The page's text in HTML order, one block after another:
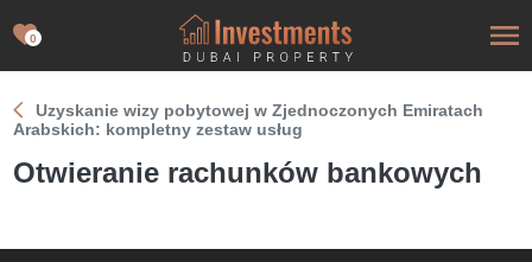
0
Uzyskanie wizy pobytowej w Zjednoczonych Emiratach
Arabskich: kompletny zestaw usług
Otwieranie rachunków bankowych